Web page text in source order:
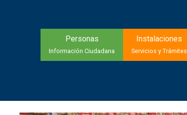
Personas
Información Ciudadana
Instalaciones
Servicios y Trámites